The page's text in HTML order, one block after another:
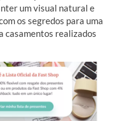
um visual natural e
os segredos para uma
casamentos realizados